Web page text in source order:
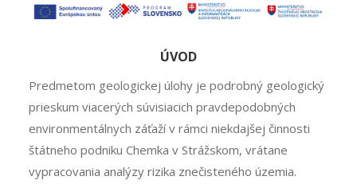
ÚVOD
Predmetom geologickej úlohy je podrobný geologický
prieskum viacerých súvisiacich pravdepodobných
environmentálnych záťaží v rámci niekdajšej činnosti
štátneho podniku Chemka v Strážskom, vrátane
vypracovania analýzy rizika znečisteného územia.